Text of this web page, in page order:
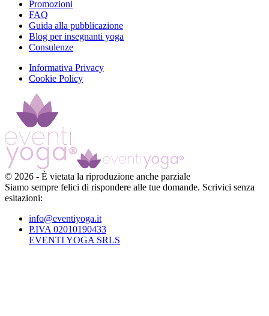
Promozioni
FAQ
Guida alla pubblicazione
Blog per insegnanti yoga
Consulenze
Informativa Privacy
Cookie Policy
© 2026 - È vietata la riproduzione anche parziale
Siamo sempre felici di rispondere alle tue domande. Scrivici senza
esitazioni:
info@eventiyoga.it
P.IVA 02010190433
EVENTI YOGA SRLS